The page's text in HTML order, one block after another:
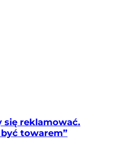
się reklamować.
towarem”